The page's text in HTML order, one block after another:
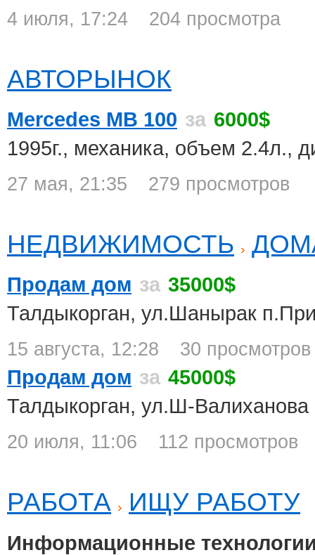
4 июля, 17:24 204 просмотра
АВТОРЫНОК
Mercedes MB 100 за 6000$
1995г., механика, объем 2.4л.,
27 мая, 21:35 279 просмотров
НЕДВИЖИМОСТЬ
Продам дом за 35000$
Талдыкорган, ул.Шанырак
15 августа, 12:28 30 просмотров
Продам дом за 45000$
Талдыкорган, ул.Ш-Валиханова
20 июля, 11:06 112 просмотров
РАБОТА ИЩУ РАБОТУ
Информационные